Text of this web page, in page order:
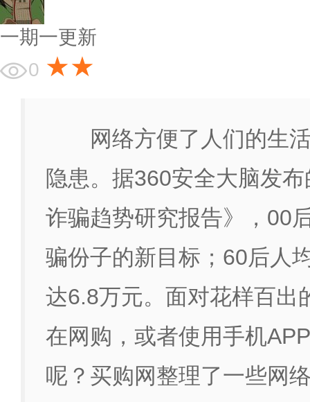
一期一更新
0 ★★
网络方便了人们的生
隐患。据360安全大脑发
诈骗趋势研究报告》，00
骗份子的新目标；60后人
达6.8万元。面对花样百出
在网购，或者使用手机
呢？买购网整理了一些网